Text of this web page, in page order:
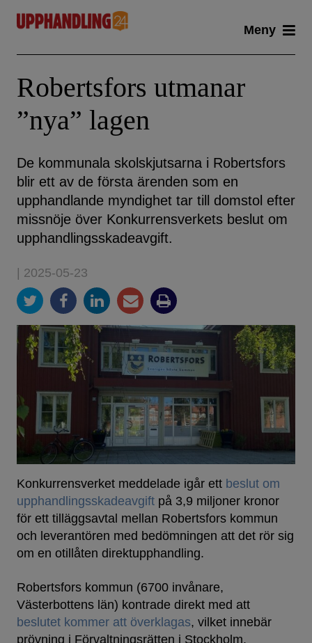
content
Meny
Robertsfors utmanar
”nya” lagen
De kommunala skolskjutsarna i Robertsfors
blir ett av de första ärenden som en
upphandlande myndighet tar till domstol efter
missnöje över Konkurrensverkets beslut om
upphandlingsskadeavgift.
| 2025-05-23
Konkurrensverket meddelade igår ett beslut om
upphandlingsskadeavgift på 3,9 miljoner kronor
för ett tilläggsavtal mellan Robertsfors kommun
och leverantören med bedömningen att det rör sig
om en otillåten direktupphandling.
Robertsfors kommun (6700 invånare,
Västerbottens län) kontrade direkt med att
beslutet kommer att överklagas, vilket innebär
prövning i Förvaltningsrätten i Stockholm.